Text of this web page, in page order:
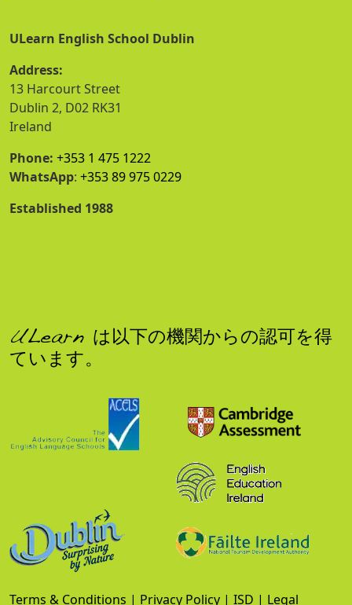
ULearn English School Dublin
Address:
13 Harcourt Street
Dublin 2, D02 RK31
Ireland
Phone: +353 1 475 1222
WhatsApp: +353 89 975 0229
Established 1988
ULearn は以下の機関からの認可を得
ています。
Terms & Conditions | Privacy Policy | ISD | Legal